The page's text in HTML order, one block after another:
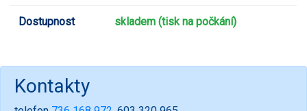
Dostupnost skladem (tisk na počkání)
Kontakty